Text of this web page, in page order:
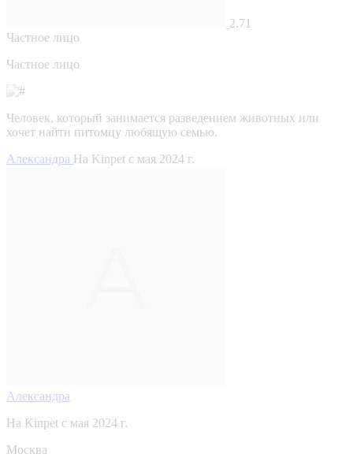
2.71
Частное лицо
Частное лицо
Человек, который занимается разведением животных или
хочет найти питомцу любящую семью.
Александра На Kinpet c мая 2024 г.
Александра
На Kinpet c мая 2024 г.
Москва